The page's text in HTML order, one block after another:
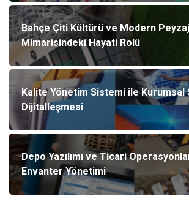
Bahçe Çiti Kültürü ve Modern Peyzaj
Mimarisindeki Hayati Rolü
Kalite Yönetim Sistemi ile Kurumsal
Dijitalleşmesi
Depo Yazılımı ve Ticari
Envanter Yönetimi